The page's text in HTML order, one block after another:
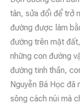
tân, sửa đổi để trở
đường được làm
đường trên mặt
những con đường
đường tinh thần,
Nguyễn Bá Học đã
sông cách núi mà